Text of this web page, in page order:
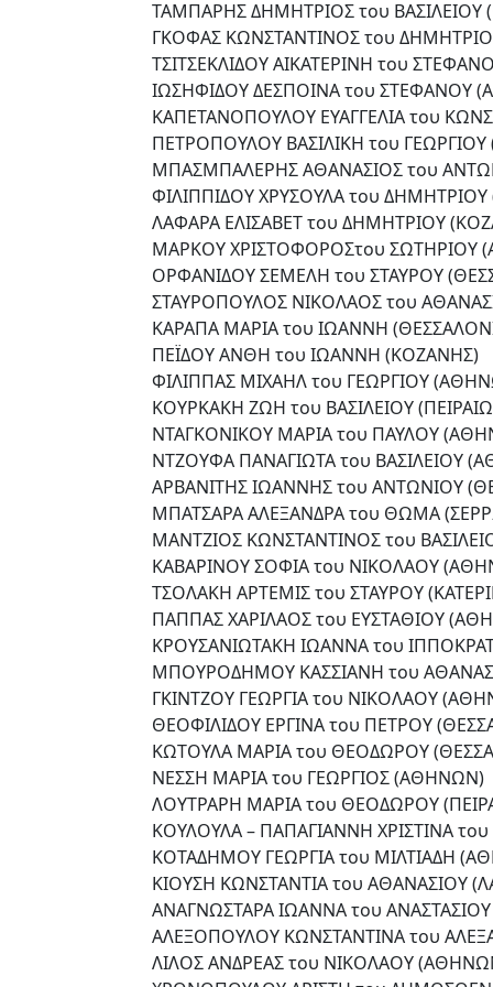
ΤΑΜΠΑΡΗΣ ΔΗΜΗΤΡΙΟΣ του ΒΑΣΙΛΕΙΟΥ
ΓΚΟΦΑΣ ΚΩΝΣΤΑΝΤΙΝΟΣ του
ΤΣΙΤΣΕΚΛΙΔΟΥ ΑΙΚΑΤΕΡΙΝΗ του
ΙΩΣΗΦΙΔΟΥ ΔΕΣΠΟΙΝΑ του ΣΤΕΦΑΝΟΥ
ΚΑΠΕΤΑΝΟΠΟΥΛΟΥ ΕΥΑΓΓΕΛΙΑ του
ΠΕΤΡΟΠΟΥΛΟΥ ΒΑΣΙΛΙΚΗ του ΓΕΩΡΓΙΟΥ
ΜΠΑΣΜΠΑΛΕΡΗΣ ΑΘΑΝΑΣΙΟΣ του
ΦΙΛΙΠΠΙΔΟΥ ΧΡΥΣΟΥΛΑ του
ΛΑΦΑΡΑ ΕΛΙΣΑΒΕΤ του ΔΗΜΗΤΡΙΟΥ
ΜΑΡΚΟΥ ΧΡΙΣΤΟΦΟΡΟΣτου ΣΩΤΗΡΙΟΥ
ΟΡΦΑΝΙΔΟΥ ΣΕΜΕΛΗ του ΣΤΑΥΡΟΥ
ΣΤΑΥΡΟΠΟΥΛΟΣ ΝΙΚΟΛΑΟΣ του
ΚΑΡΑΠΑ ΜΑΡΙΑ του ΙΩΑΝΝΗ
ΠΕΪΔΟΥ ΑΝΘΗ του ΙΩΑΝΝΗ (ΚΟΖΑΝΗΣ)
ΦΙΛΙΠΠΑΣ ΜΙΧΑΗΛ του ΓΕΩΡΓΙΟΥ
ΚΟΥΡΚΑΚΗ ΖΩΗ του ΒΑΣΙΛΕΙΟΥ
ΝΤΑΓΚΟΝΙΚΟΥ ΜΑΡΙΑ του ΠΑΥΛΟΥ
ΝΤΖΟΥΦΑ ΠΑΝΑΓΙΩΤΑ του ΒΑΣΙΛΕΙΟΥ
ΑΡΒΑΝΙΤΗΣ ΙΩΑΝΝΗΣ του ΑΝΤΩΝΙΟΥ
ΜΠΑΤΣΑΡΑ ΑΛΕΞΑΝΔΡΑ του ΘΩΜΑ
ΜΑΝΤΖΙΟΣ ΚΩΝΣΤΑΝΤΙΝΟΣ του
ΚΑΒΑΡΙΝΟΥ ΣΟΦΙΑ του ΝΙΚΟΛΑΟΥ
ΤΣΟΛΑΚΗ ΑΡΤΕΜΙΣ του ΣΤΑΥΡΟΥ
ΠΑΠΠΑΣ ΧΑΡΙΛΑΟΣ του ΕΥΣΤΑΘΙΟΥ
ΚΡΟΥΣΑΝΙΩΤΑΚΗ ΙΩΑΝΝΑ του
ΜΠΟΥΡΟΔΗΜΟΥ ΚΑΣΣΙΑΝΗ του
ΓΚΙΝΤΖΟΥ ΓΕΩΡΓΙΑ του ΝΙΚΟΛΑΟΥ
ΘΕΟΦΙΛΙΔΟΥ ΕΡΓΙΝΑ του ΠΕΤΡΟΥ
ΚΩΤΟΥΛΑ ΜΑΡΙΑ του ΘΕΟΔΩΡΟΥ
ΝΕΣΣΗ ΜΑΡΙΑ του ΓΕΩΡΓΙΟΣ (ΑΘΗΝΩΝ)
ΛΟΥΤΡΑΡΗ ΜΑΡΙΑ του ΘΕΟΔΩΡΟΥ
ΚΟΥΛΟΥΛΑ – ΠΑΠΑΓΙΑΝΝΗ ΧΡΙΣΤΙΝΑ
ΚΟΤΑΔΗΜΟΥ ΓΕΩΡΓΙΑ του ΜΙΛΤΙΑΔΗ
ΚΙΟΥΣΗ ΚΩΝΣΤΑΝΤΙΑ του ΑΘΑΝΑΣΙΟΥ
ΑΝΑΓΝΩΣΤΑΡΑ ΙΩΑΝΝΑ του
ΑΛΕΞΟΠΟΥΛΟΥ ΚΩΝΣΤΑΝΤΙΝΑ του
ΛΙΛΟΣ ΑΝΔΡΕΑΣ του ΝΙΚΟΛΑΟΥ